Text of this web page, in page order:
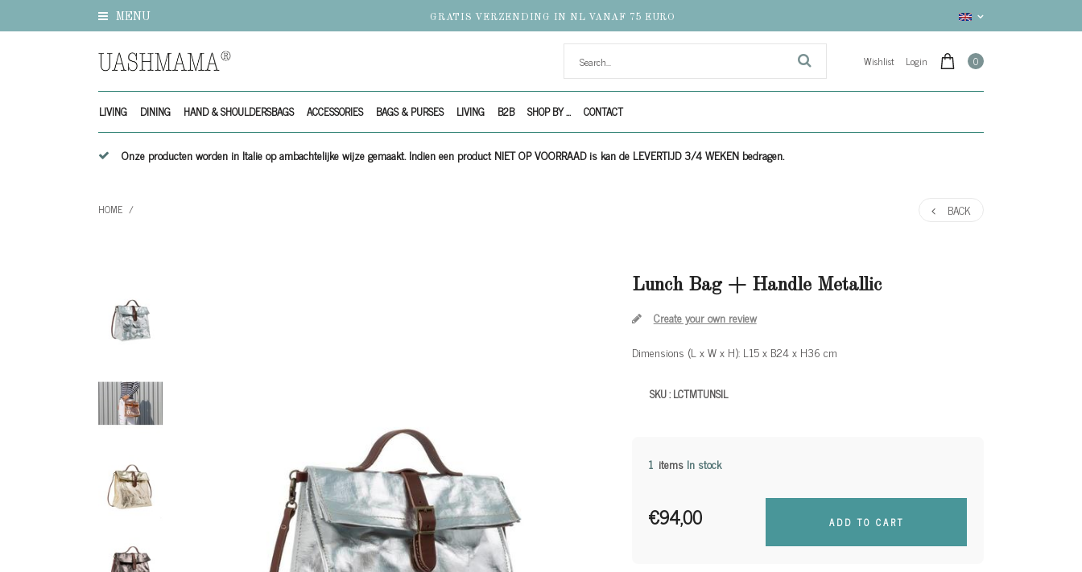
MENU GRATIS VERZENDING IN NL VANAF 75 EURO
Wishlist Login 0
LIVING DINING HAND & SHOULDERSBAGS ACCESSORIES BAGS & PURSES LIVING B2B SHOP BY ... CONTACT
Onze producten worden in Italie op ambachtelijke wijze gemaakt. Indien een product NIET OP VOORRAAD is kan de LEVERTIJD 3/4 WEKEN bedragen.
HOME / BACK
Lunch Bag + Handle Metallic
Create your own review
Dimensions (L x W x H): L15 x B24 x H36 cm
SKU :LCTMTUNSIL
1 items In stock
€94,00 ADD TO CART